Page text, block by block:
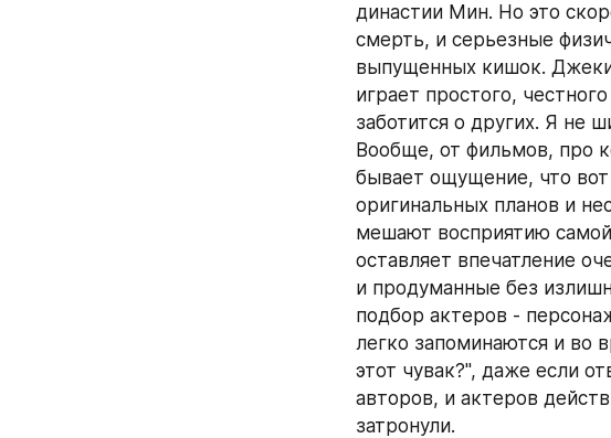
династии Мин. Но это
смерть, и серьезные
выпущенных кишок.
играет простого,
заботится о других. Я не
Вообще, от фильмов, про
бывает ощущение, что вот
оригинальных планов и
мешают восприятию
оставляет впечатление
и продуманные без
подбор актеров -
легко запоминаются и во
этот чувак?", даже если
авторов, и актеров
затронули.